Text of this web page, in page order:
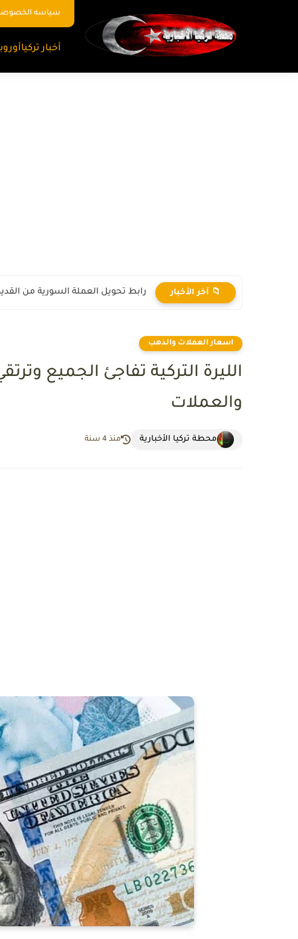
سياسه
أخبار تركيا
📁 آخر الأخبار رابط تحويل العملة السورية من القديمة
اسعار العملات والذهب
الليرة التركية تفاجئ الجميع
والعملات
محطة تركيا الأخبارية منذ 4 سنة